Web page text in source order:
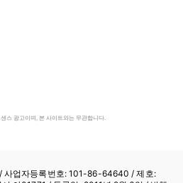
스 광고이며, 본 사이트와는 무관합니다.
/사업자등록번호: 101-86-64640 / 제호: